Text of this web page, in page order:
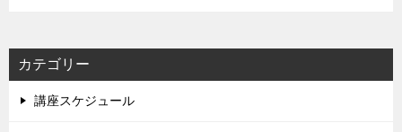
カテゴリー
講座スケジュール